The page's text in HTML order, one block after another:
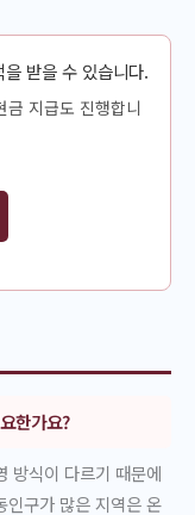
받을 수 있습니다.
금 지급도 진행합니
한가요?
방식이 다르기 때문에
인구가 많은 지역은 온